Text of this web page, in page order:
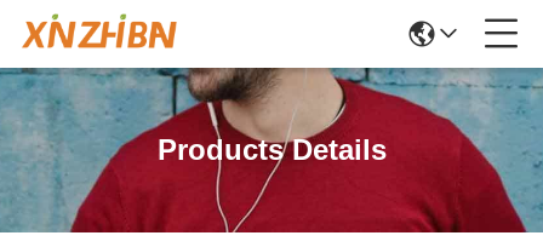
Products Details